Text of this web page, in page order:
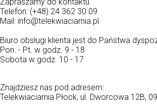
Telefon: (+48) 24 362 30 09
Mail: info@telekwiaciarnia.pl
Biuro obsługi klienta jest do Państwa
Pon. - Pt. w godz. 9 - 18
Sobota w godz. 10 - 17
Znajdziesz nas pod adresem:
Telekwiaciarnia Płock, ul. Dworcowa 12B,